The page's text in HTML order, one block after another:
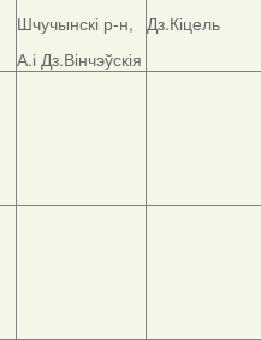
Шчучынскі р-н,
А.і Дз.Вінчэўскія
Дз.Кіцель